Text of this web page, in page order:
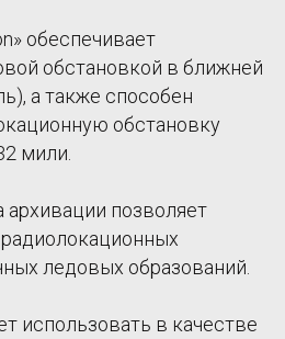
обеспечивает
обстановкой в ближней
а также способен
обстановку
мили.
архивации позволяет
ледовых образований.
использовать в качестве